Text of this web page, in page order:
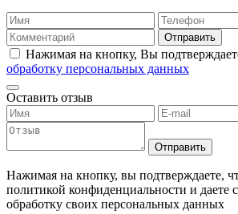
Отправить
Нажимая на кнопку, Вы
обработку персональных данных
Оставить отзыв
Отправить
Нажимая на кнопку, вы подтверждаете,
политикой конфиденциальности и даете
обработку своих персональных данных